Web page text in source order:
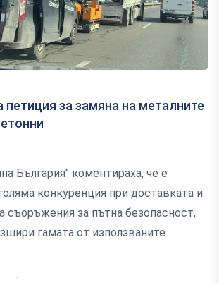
петиция за замяна на металните
България" коментираха, че е
конкуренция при доставката и
съоръжения за пътна безопасност,
гамата от използваните